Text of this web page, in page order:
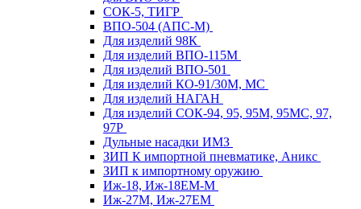
СОК-5, ТИГР
ВПО-504 (АПС-М)
Для изделий 98К
Для изделий ВПО-115М
Для изделий ВПО-501
Для изделий КО-91/30М, МС
Для изделий НАГАН
Для изделий СОК-94, 95, 95М, 95МС, 97,
97Р
Дульные насадки ИМЗ
ЗИП К импортной пневматике, Аникс
ЗИП к импортному оружию
Иж-18, Иж-18ЕМ-М
Иж-27М, Иж-27ЕМ